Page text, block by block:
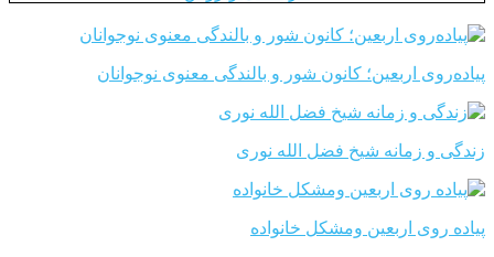
پیاده‌روی اربعین؛ کانون شور و بالندگی معنوی نوجوانان
زندگی و زمانه شیخ فضل الله نوری
پیاده روی اربعین ومشکل خانواده